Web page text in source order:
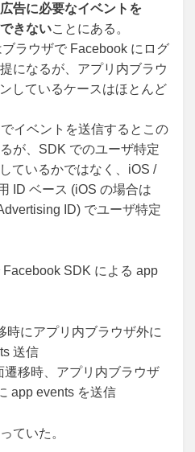
広告に必要なイベントを
きないことにある。
ラウザで Facebook にログ
になるが、アプリ内ブラウ
しているケースはほとんど
イベントを送信するとこの
が、SDK でのユーザ特定
ているかではなく、iOS /
ID ベース (iOS の場合は
ID) でユーザ特定
SDK による app
時にアプリ内ブラウザ外に
送信
移時、アプリ内ブラウザ
app events を送信
ていた。